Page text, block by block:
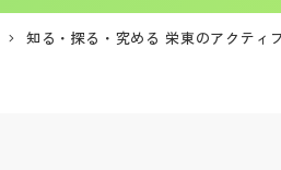
知る・探る・究める 栄東のアクティ